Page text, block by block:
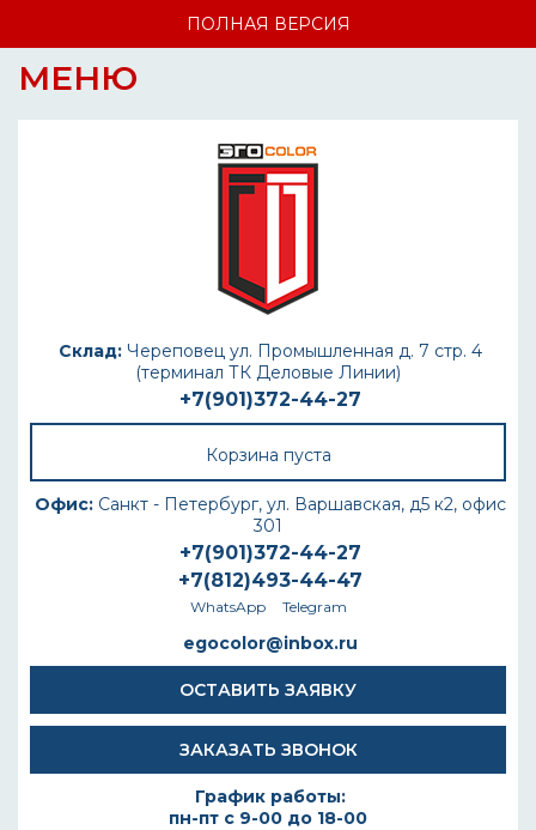
ПОЛНАЯ ВЕРСИЯ
МЕНЮ
Склад: Череповец ул. Промышленная д. 7 стр. 4
(терминал ТК Деловые Линии)
+7(901)372-44-27
Корзина пуста
Офис: Санкт - Петербург, ул. Варшавская, д5 к2, офис
301
+7(901)372-44-27
+7(812)493-44-47
WhatsApp Telegram
egocolor@inbox.ru
ОСТАВИТЬ ЗАЯВКУ
ЗАКАЗАТЬ ЗВОНОК
График работы:
пн-пт с 9-00 до 18-00